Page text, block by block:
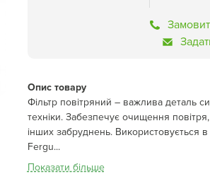
Опис товару
Фільтр повітряний – важлива деталь
техніки. Забезпечує очищення
інших забруднень. Використовується
Fergu...
Показати більше